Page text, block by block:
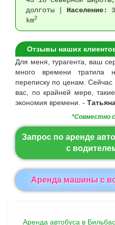
долготы | Население:
km2
Отзывы наших
Для меня, турагента, ваш
много времени тратила
переписку по ценам.
вас, по крайней мере,
экономия времени. -
*Совместно
Запрос по аренде
с
Aренда машины с
Аренда автобуса в